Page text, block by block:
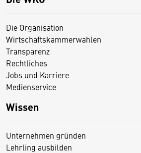
Die Organisation
Wirtschaftskammerwahlen
Transparenz
Rechtliches
Jobs und Karriere
Medienservice
Wissen
Unternehmen gründen
Lehrling ausbilden